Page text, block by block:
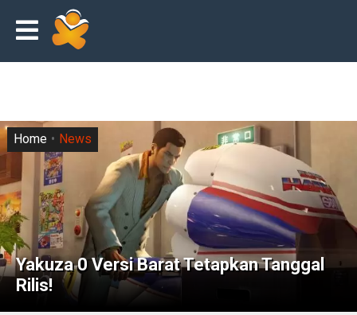
Yakuza 0 Versi Barat Tetapkan Tanggal
Rilis!
Home News